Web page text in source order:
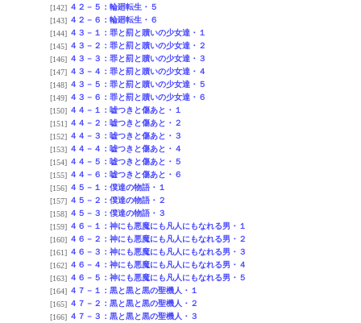
[142] ４２－５：輪廻転生・５
[143] ４２－６：輪廻転生・６
[144] ４３－１：罪と罰と贖いの少女達・１
[145] ４３－２：罪と罰と贖いの少女達・２
[146] ４３－３：罪と罰と贖いの少女達・３
[147] ４３－４：罪と罰と贖いの少女達・４
[148] ４３－５：罪と罰と贖いの少女達・５
[149] ４３－６：罪と罰と贖いの少女達・６
[150] ４４－１：嘘つきと傷あと・１
[151] ４４－２：嘘つきと傷あと・２
[152] ４４－３：嘘つきと傷あと・３
[153] ４４－４：嘘つきと傷あと・４
[154] ４４－５：嘘つきと傷あと・５
[155] ４４－６：嘘つきと傷あと・６
[156] ４５－１：僕達の物語・１
[157] ４５－２：僕達の物語・２
[158] ４５－３：僕達の物語・３
[159] ４６－１：神にも悪魔にも凡人にもなれる男・１
[160] ４６－２：神にも悪魔にも凡人にもなれる男・２
[161] ４６－３：神にも悪魔にも凡人にもなれる男・３
[162] ４６－４：神にも悪魔にも凡人にもなれる男・４
[163] ４６－５：神にも悪魔にも凡人にもなれる男・５
[164] ４７－１：黒と黒と黒の聖機人・１
[165] ４７－２：黒と黒と黒の聖機人・２
[166] ４７－３：黒と黒と黒の聖機人・３